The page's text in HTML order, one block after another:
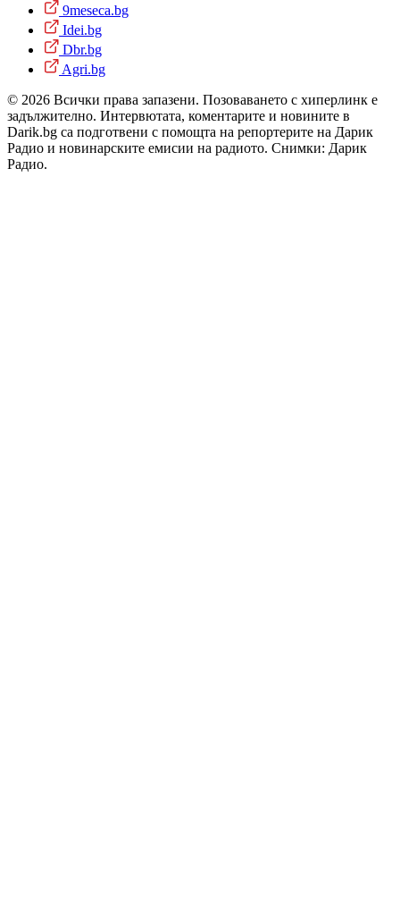
9meseca.bg
Idei.bg
Dbr.bg
Agri.bg
© 2026 Всички права запазени. Позоваването с хиперлинк е
задължително. Интервютата, коментарите и новините в
Darik.bg са подготвени с помощта на репортерите на Дарик
Радио и новинарските емисии на радиото. Снимки: Дарик
Радио.